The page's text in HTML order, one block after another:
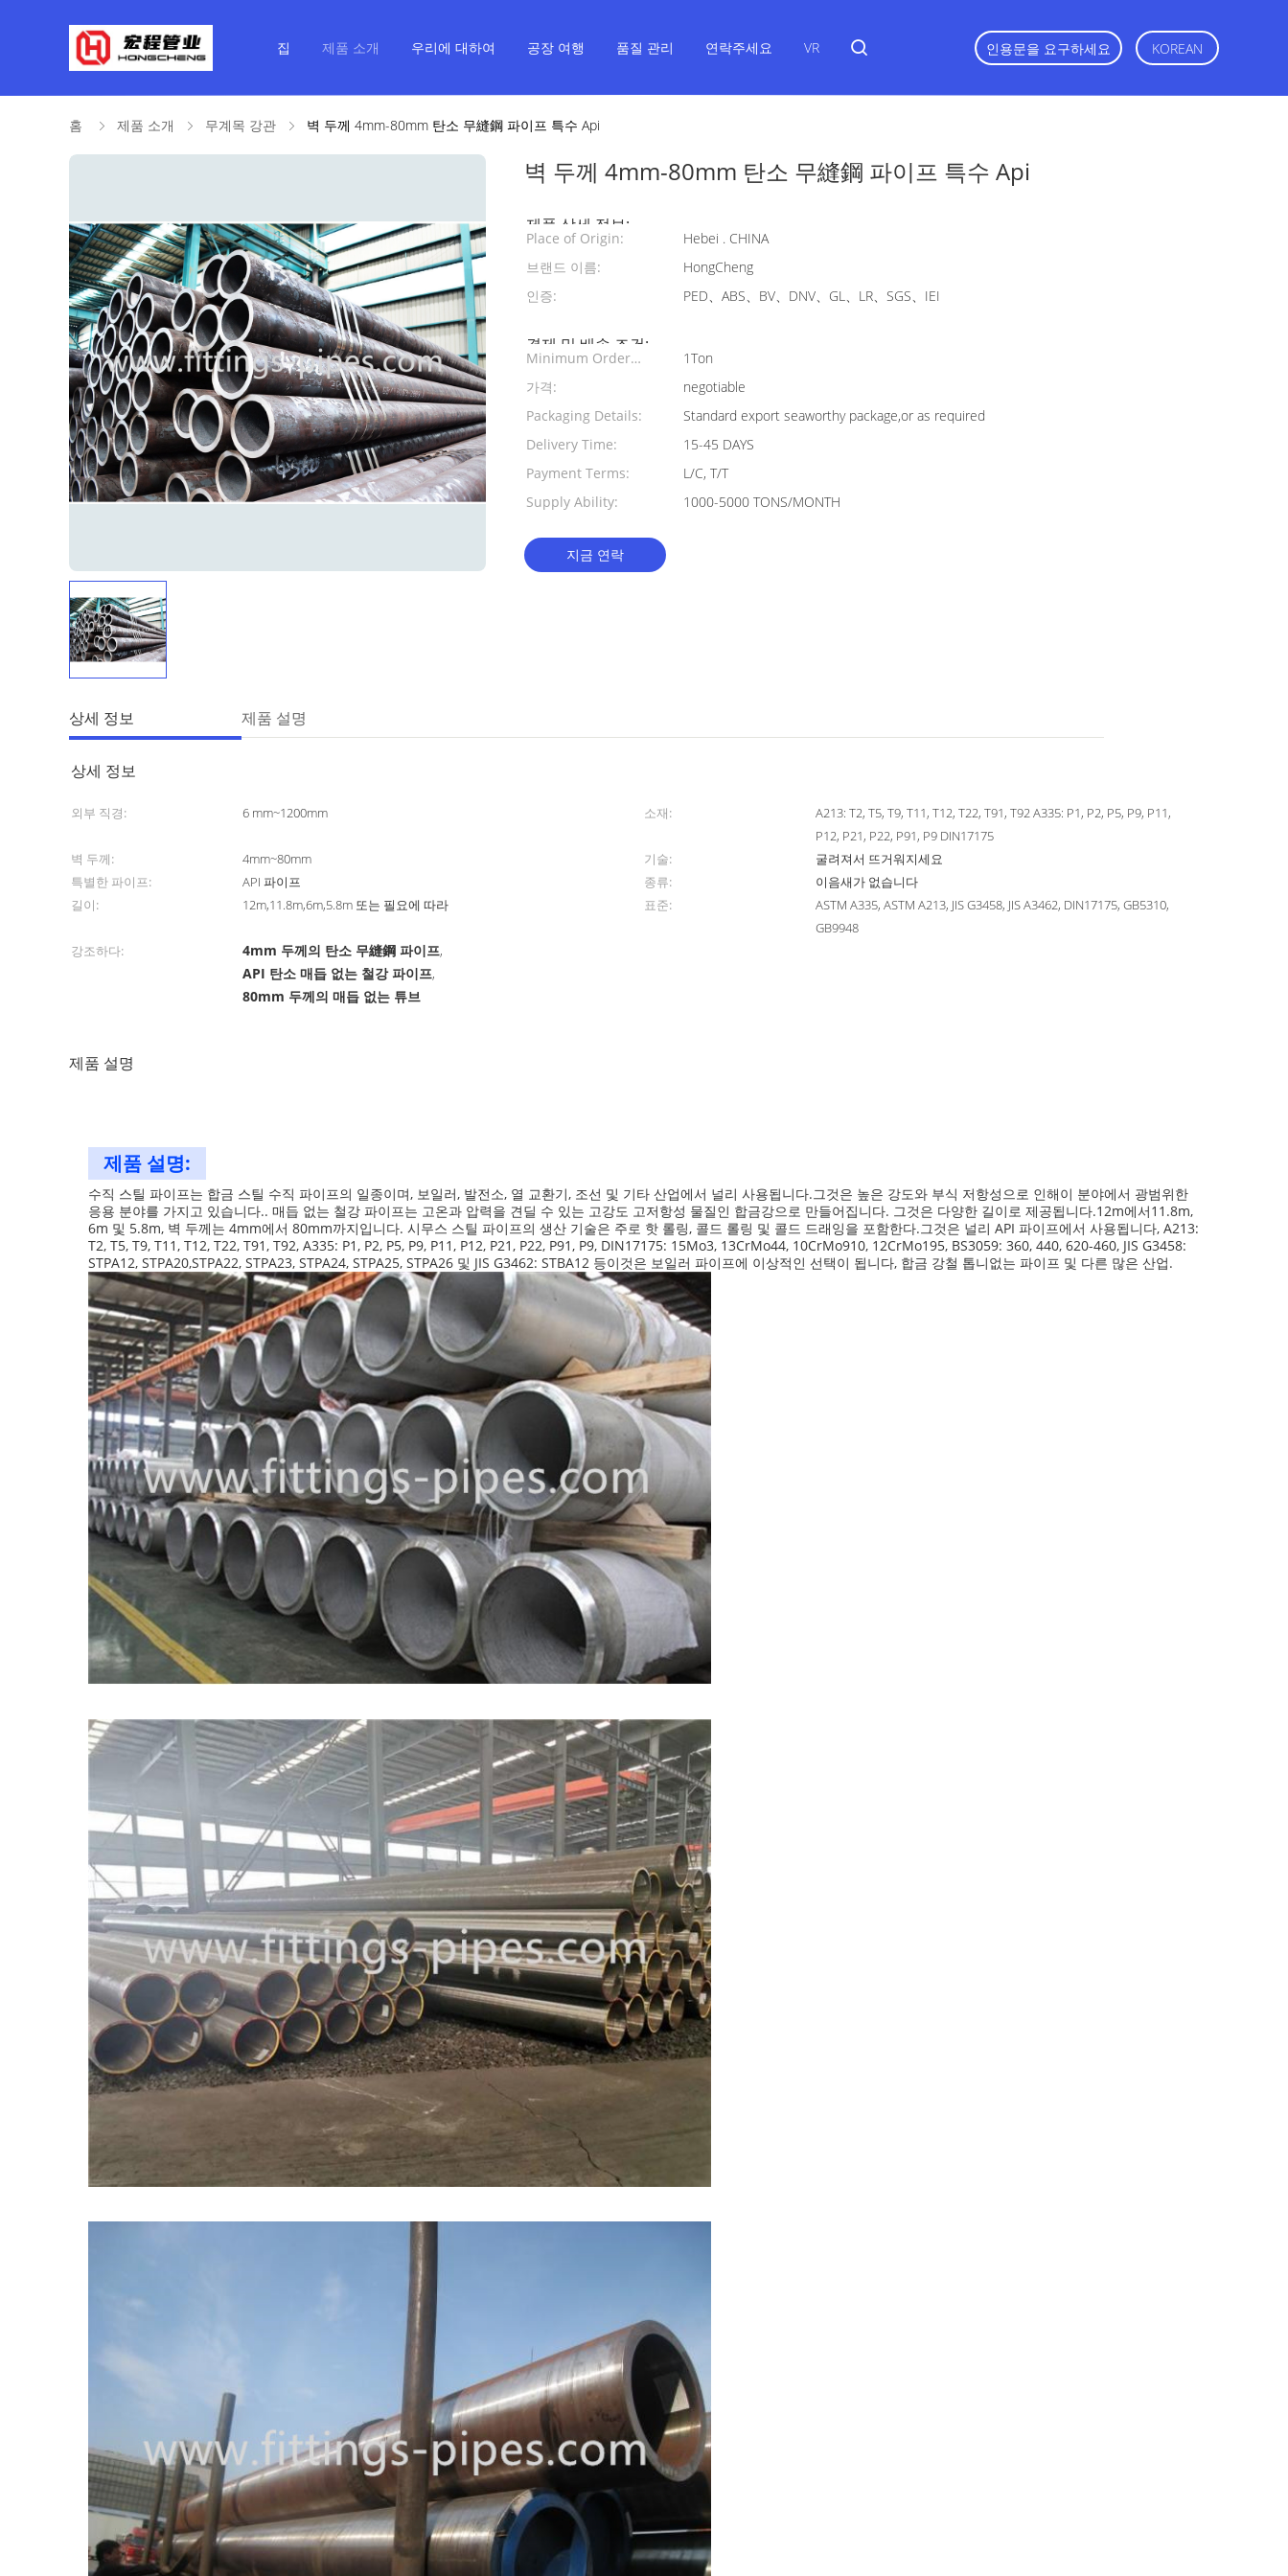
집 제품 소개 우리에 대하여 공장 여행 품질 관리 연락주세요 VR 인용문을 요구하세요 KOREAN
홈 제품 소개 무계목 강관 벽 두께 4mm-80mm 탄소 무縫鋼 파이프 특수 Api
벽 두께 4mm-80mm 탄소 무縫鋼 파이프 특수 Api
제품 상세 정보:
Place of Origin:
Hebei . CHINA
브랜드 이름:
HongCheng
인증:
PED、ABS、BV、DNV、GL、LR、SGS、IEI
결제 및 배송 조건:
Minimum Order
Quantity:
1Ton
가격:
negotiable
Packaging Details:
Standard export seaworthy package,or as required
Delivery Time:
15-45 DAYS
Payment Terms:
L/C, T/T
Supply Ability:
1000-5000 TONS/MONTH
지금 연락
상세 정보 제품 설명
상세 정보
외부 직경: 6 mm~1200mm 소재:
A213: T2, T5, T9, T11, T12, T22, T91, T92 A335: P1, P2, P5, P9, P11,
P12, P21, P22, P91, P9 DIN17175
벽 두께:
4mm~80mm 기술:
굴려져서 뜨거워지세요
특별한 파이프:
API 파이프 종류:
이음새가 없습니다
길이:
12m,11.8m,6m,5.8m 또는 필요에 따라 표준:
ASTM A335, ASTM A213, JIS G3458, JIS A3462, DIN17175, GB5310,
GB9948
강조하다:
4mm 두께의 탄소 무縫鋼 파이프,
API 탄소 매듭 없는 철강 파이프,
80mm 두께의 매듭 없는 튜브
제품 설명
제품 설명:
수직 스틸 파이프는 합금 스틸 수직 파이프의 일종이며, 보일러, 발전소, 열 교환기, 조선 및 기타 산업에서 널리 사용됩니다.그것은 높은 강도와 부식 저항성으로 인해이 분야에서 광범위한
응용 분야를 가지고 있습니다.. 매듭 없는 철강 파이프는 고온과 압력을 견딜 수 있는 고강도 고저항성 물질인 합금강으로 만들어집니다. 그것은 다양한 길이로 제공됩니다.12m에서11.8m,
6m 및 5.8m, 벽 두께는 4mm에서 80mm까지입니다. 시무스 스틸 파이프의 생산 기술은 주로 핫 롤링, 콜드 롤링 및 콜드 드래잉을 포함한다.그것은 널리 API 파이프에서 사용됩니다, A213:
T2, T5, T9, T11, T12, T22, T91, T92, A335: P1, P2, P5, P9, P11, P12, P21, P22, P91, P9, DIN17175: 15Mo3, 13CrMo44, 10CrMo910, 12CrMo195, BS3059: 360, 440, 620-460, JIS G3458:
STPA12, STPA20,STPA22, STPA23, STPA24, STPA25, STPA26 및 JIS G3462: STBA12 등이것은 보일러 파이프에 이상적인 선택이 됩니다, 합금 강철 톱니없는 파이프 및 다른 많은 산업.